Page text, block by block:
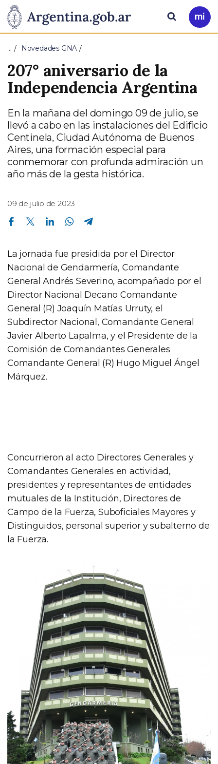
Presidencia
de
la
Nación
Pasar al contenido principal
Ir
a
Buscar
… Novedades GNA
207° aniversario de la
Independencia Argentina
En la mañana del domingo 09 de julio, se
llevó a cabo en las instalaciones del Edificio
Centinela, Ciudad Autónoma de Buenos
Aires, una formación especial para
conmemorar con profunda admiración un
año más de la gesta histórica.
09 de julio de 2023
Compartir en Facebook Compartir en Twitter Compartir en Linkedin Compartir en Whatsapp
La jornada fue presidida por el Director
Nacional de Gendarmería, Comandante
General Andrés Severino, acompañado por el
Director Nacional Decano Comandante
General (R) Joaquín Matías Urruty, el
Subdirector Nacional, Comandante General
Javier Alberto Lapalma, y el Presidente de la
Comisión de Comandantes Generales
Comandante General (R) Hugo Miguel Ángel
Márquez.
Concurrieron al acto Directores Generales y
Comandantes Generales en actividad,
presidentes y representantes de entidades
mutuales de la Institución, Directores de
Campo de la Fuerza, Suboficiales Mayores y
Distinguidos, personal superior y subalterno de
la Fuerza.